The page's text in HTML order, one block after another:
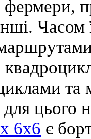
фермери,
Часом
та
для цього
6x6 є